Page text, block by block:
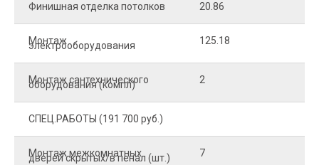
Финишная отделка потолков 20.86
Монтаж
электрооборудования 125.18
Монтаж сантехнического
оборудования (компл) 2
СПЕЦ.РАБОТЫ (191 700 руб.)
Монтаж межкомнатных
дверей скрытых/в пенал (шт.) 7